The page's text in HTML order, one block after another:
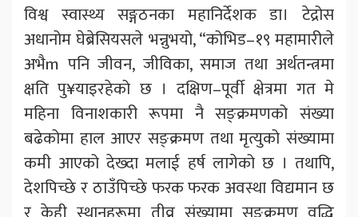
विश्व स्वास्थ्य सङ्गठनका महानिर्देशक डा। टेद्रोस
अधानोम घेब्रेसियसले भन्नुभयो, “कोभिड–१९ महामारीले
अभैm पनि जीवन, जीविका, समाज तथा अर्थतन्त्रमा
क्षति पु¥याइरहेको छ । दक्षिण–पूर्वी क्षेत्रमा गत मे
महिना विनाशकारी रूपमा नै सङ्क्रमणको संख्या
बढेकोमा हाल आएर सङ्क्रमण तथा मृत्युको संख्यामा
कमी आएको देख्दा मलाई हर्ष लागेको छ । तथापि,
देशपिच्छे र ठाउँपिच्छे फरक फरक अवस्था विद्यमान छ